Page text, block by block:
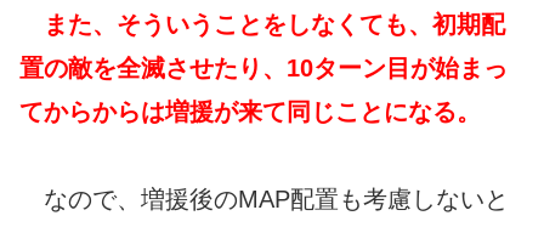
また、そういうことをしなくても、初期配
置の敵を全滅させたり、10ターン目が始まっ
てからからは増援が来て同じことになる。
なので、増援後のMAP配置も考慮しないと